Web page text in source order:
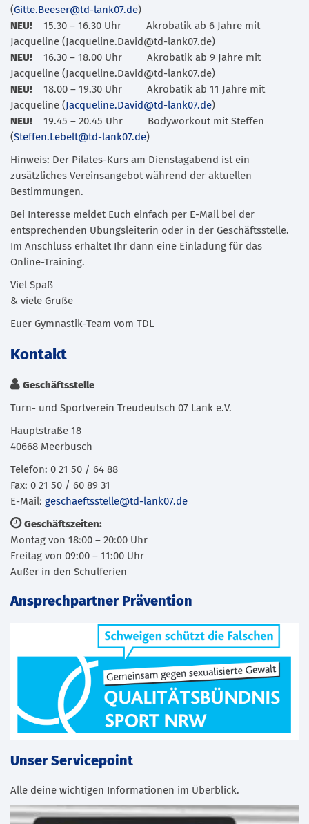
(Gitte.Beeser@td-lank07.de)
NEU! 15.30 – 16.30 Uhr Akrobatik ab 6 Jahre mit
Jacqueline (Jacqueline.David@td-lank07.de)
NEU! 16.30 – 18.00 Uhr Akrobatik ab 9 Jahre mit
Jacqueline (Jacqueline.David@td-lank07.de)
NEU! 18.00 – 19.30 Uhr Akrobatik ab 11 Jahre mit
Jacqueline ( Jacqueline.David@td-lank07.de)
NEU! 19.45 – 20.45 Uhr Bodyworkout mit Steffen
(Steffen.Lebelt@td-lank07.de)
Hinweis: Der Pilates-Kurs am Dienstagabend ist ein
zusätzliches Vereinsangebot während der aktuellen
Bestimmungen.
Bei Interesse meldet Euch einfach per E-Mail bei der
entsprechenden Übungsleiterin oder in der Geschäftsstelle.
Im Anschluss erhaltet Ihr dann eine Einladung für das
Online-Training.
Viel Spaß
& viele Grüße
Euer Gymnastik-Team vom TDL
Kontakt
Geschäftsstelle
Turn- und Sportverein Treudeutsch 07 Lank e.V.
Hauptstraße 18
40668 Meerbusch
Telefon: 0 21 50 / 64 88
Fax: 0 21 50 / 60 89 31
E-Mail: geschaeftsstelle@td-lank07.de
Geschäftszeiten:
Montag von 18:00 – 20:00 Uhr
Freitag von 09:00 – 11:00 Uhr
Außer in den Schulferien
Ansprechpartner Prävention
Unser Servicepoint
Alle deine wichtigen Informationen im Überblick.